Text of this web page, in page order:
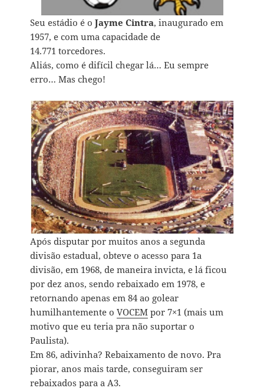
Seu estádio é oJayme Cintra, inaugurado em
1957, e com uma capacidade de
14.771 torcedores.
Aliás, como é difícil chegar lá… Eu sempre
erro… Mas chego!
Após disputar por muitos anos a segunda
divisão estadual, obteve o acesso para 1a
divisão, em 1968, de maneira invicta, e lá ficou
por dez anos, sendo rebaixado em 1978, e
retornando apenas em 84 ao golear
humilhantemente oVOCEM por 7×1 (mais um
motivo que eu teria pra não suportar o
Paulista).
Em 86, adivinha? Rebaixamento de novo. Pra
piorar, anos mais tarde, conseguiram ser
rebaixados para a A3.